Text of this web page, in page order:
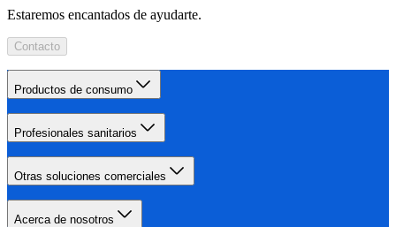
Estaremos encantados de ayudarte.
Contacto
Productos de consumo
Profesionales sanitarios
Otras soluciones comerciales
Acerca de nosotros